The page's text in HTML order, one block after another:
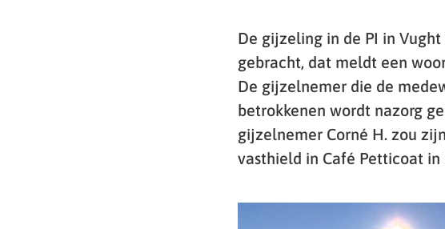
De gijzeling in de PI in
gebracht, dat meldt een
De gijzelnemer die de
betrokkenen wordt nazorg
gijzelnemer Corné H. zou
vasthield in Café Petticoat in